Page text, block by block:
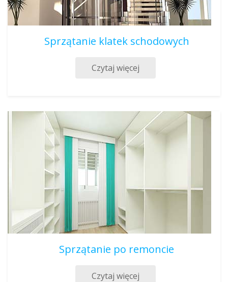
Sprzątanie klatek schodowych
Czytaj więcej
Sprzątanie po remoncie
Czytaj więcej